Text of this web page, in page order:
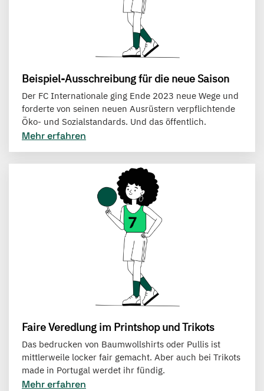
Beispiel-Ausschreibung für die neue Saison
Der FC Internationale ging Ende 2023 neue Wege und
forderte von seinen neuen Ausrüstern verpflichtende
Öko- und Sozialstandards. Und das öffentlich.
Mehr erfahren
Faire Veredlung im Printshop und Trikots
Das bedrucken von Baumwollshirts oder Pullis ist
mittlerweile locker fair gemacht. Aber auch bei Trikots
made in Portugal werdet ihr fündig.
Mehr erfahren